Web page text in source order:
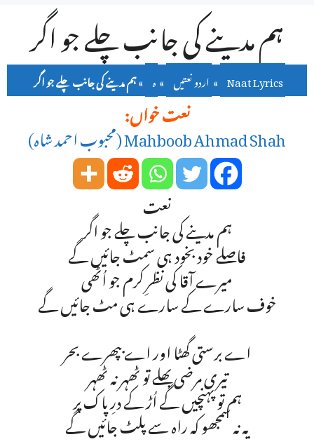
ہم مدینے کی جانب چلے جو اگر
Naat Lyrics
»اردو نعتیں »ہ »ہم مدینے کی جانب چلے جو اگر
نعت خواں:
Mahboob Ahmad Shah (محبوب احمد شاہ)
نعت
ہم مدینے کی جانب چلے جو اگر
فاصلے خود بخود ہی سمٹ جائیں گے
میرے آقا کی نظرِ کرم جو اُٹھی
خوف سارے کے سارے ہی مٹ جائیں گے
اے برستی گھٹا اور اے بپھرے بحر
تیری مرضی بھلے تو ٹھہر نہ ٹھہر
ہم تو پہنچیں گے اُڑ کے درِ پاک پر
یہ نہ سمجھو کہ راہ سے پلٹ جائیں گے